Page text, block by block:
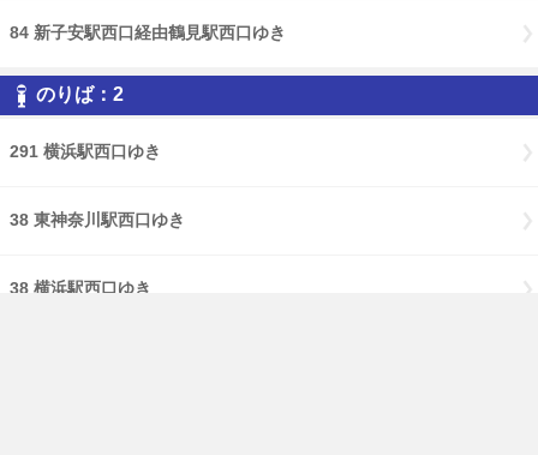
84 新子安駅西口経由鶴見駅西口ゆき
のりば：2
291 横浜駅西口ゆき
38 東神奈川駅西口ゆき
38 横浜駅西口ゆき